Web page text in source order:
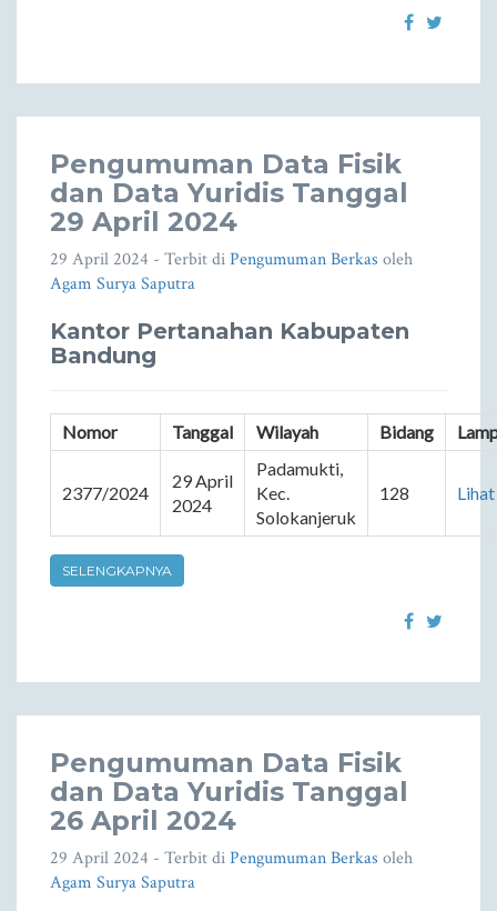
Pengumuman Data Fisik
dan Data Yuridis Tanggal
29 April 2024
29 April 2024 - Terbit diPengumuman Berkas oleh
Agam Surya Saputra
Kantor Pertanahan Kabupaten
Bandung
Nomor Tanggal Wilayah Bidang
2377/2024
29 April
2024
Padamukti,
Kec.
Solokanjeruk
128 Lihat
SELENGKAPNYA
Pengumuman Data Fisik
dan Data Yuridis Tanggal
26 April 2024
29 April 2024 - Terbit diPengumuman Berkas oleh
Agam Surya Saputra